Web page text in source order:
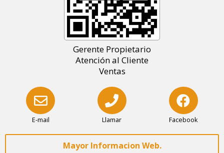
Gerente Propietario
Atención al Cliente
Ventas
E-mail Llamar Facebook
Mayor Informacion Web.